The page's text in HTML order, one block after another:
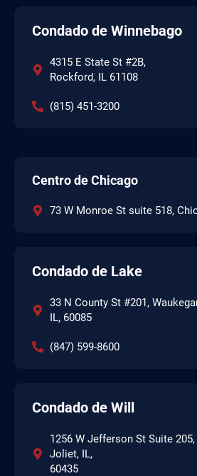
Condado de Winnebago
4315 E State St #2B,
Rockford, IL 61108
(815) 451-3200
Centro de Chicago
73 W Monroe St suite 518,
Condado de Lake
33 N County St #201,
IL, 60085
(847) 599-8600
Condado de Will
1256 W Jefferson St Suite 205,
Joliet, IL,
60435